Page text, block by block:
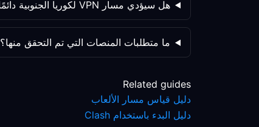
هل سيؤدي مسار VPN لكوريا الجنوبية دائمًا إلى تحسين الألعاب؟
ما متطلبات المنصات التي تم التحقق منها؟
Related guides
دليل قياس مسار الألعاب
دليل البدء باستخدام Clash